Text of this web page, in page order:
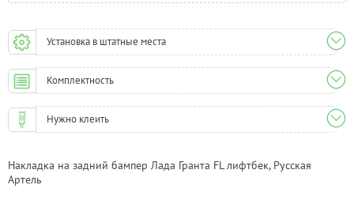
Установка в штатные места
Комплектность
Нужно клеить
Накладка на задний бампер Лада Гранта FL лифтбек, Русская
Артель